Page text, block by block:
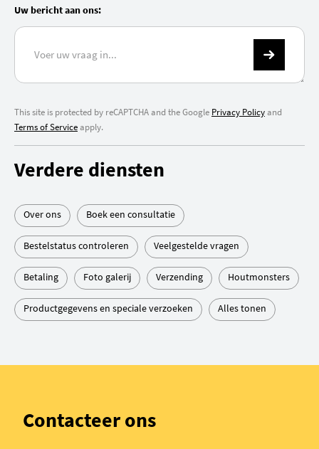
Uw bericht aan ons:
This site is protected by reCAPTCHA and the Google Privacy Policyand
Terms of Serviceapply.
Verdere diensten
Over ons Boek een consultatie
Bestelstatus controleren Veelgestelde vragen
Betaling Foto galerij Verzending Houtmonsters
Productgegevens en speciale verzoeken Alles tonen
Contacteer ons